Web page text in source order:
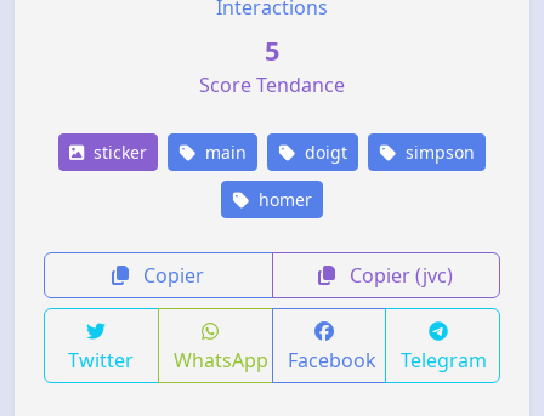
Interactions
5
Score Tendance
sticker main doigt simpson
homer
Copier Copier (jvc)
Twitter WhatsApp Facebook Telegram